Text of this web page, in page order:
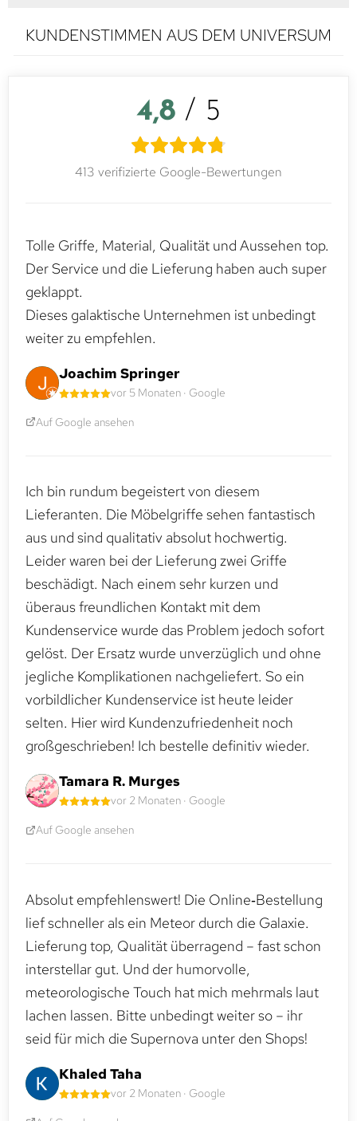
KUNDENSTIMMEN AUS DEM UNIVERSUM
4,8 / 5
413 verifizierte Google-Bewertungen
Tolle Griffe, Material, Qualität und Aussehen top.
Der Service und die Lieferung haben auch super
geklappt.
Dieses galaktische Unternehmen ist unbedingt
weiter zu empfehlen.
Joachim Springer
vor 5 Monaten · Google
Auf Google ansehen
Ich bin rundum begeistert von diesem
Lieferanten. Die Möbelgriffe sehen fantastisch
aus und sind qualitativ absolut hochwertig.
Leider waren bei der Lieferung zwei Griffe
beschädigt. Nach einem sehr kurzen und
überaus freundlichen Kontakt mit dem
Kundenservice wurde das Problem jedoch sofort
gelöst. Der Ersatz wurde unverzüglich und ohne
jegliche Komplikationen nachgeliefert. So ein
vorbildlicher Kundenservice ist heute leider
selten. Hier wird Kundenzufriedenheit noch
großgeschrieben! Ich bestelle definitiv wieder.
Tamara R. Murges
vor 2 Monaten · Google
Auf Google ansehen
Absolut empfehlenswert! Die Online‑Bestellung
lief schneller als ein Meteor durch die Galaxie.
Lieferung top, Qualität überragend – fast schon
interstellar gut. Und der humorvolle,
meteorologische Touch hat mich mehrmals laut
lachen lassen. Bitte unbedingt weiter so – ihr
seid für mich die Supernova unter den Shops!
Khaled Taha
vor 2 Monaten · Google